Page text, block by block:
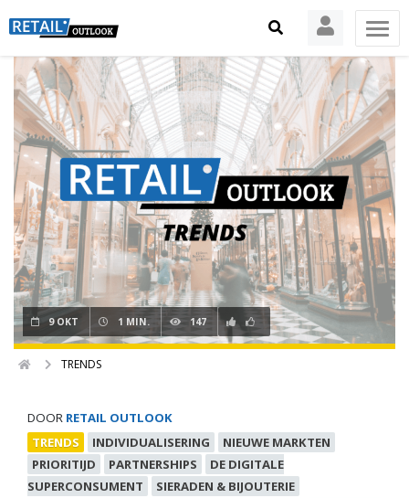
9 OKT 1 MIN. 147
TRENDS
DOOR RETAIL OUTLOOK
TRENDS
INDIVIDUALISERING
NIEUWE MARKTEN
PRIORITIJD
PARTNERSHIPS
DE DIGITALE
SUPERCONSUMENT
SIERADEN & BIJOUTERIE